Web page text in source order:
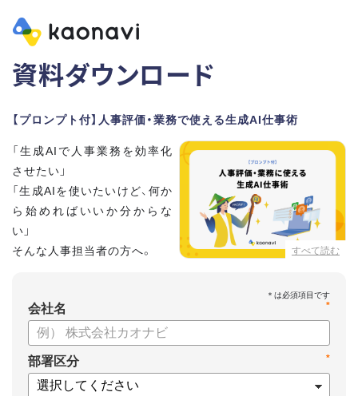
資料ダウンロード
【プロンプト付】人事評価・業務で使える生成AI仕事術
すべて読む
「生成AIで人事業務を効率化
させたい」
「生成AIを使いたいけど、何か
ら始めればいいか分からな
い」
そんな人事担当者の方へ。
本資料では、人事担当者300名の実態調査をもとに現場ですぐ
に役立つ生成AI活用術を紹介しています。
生成AI利用時のポイントや注意事項もまとめているため、これ
から始める方も安心です。評価シートフォーマットの作成や素
案の生成など、コピペで使えるプロンプトも収録！
生成AIを「壁打ち相手」や「作業アシスタント」にして、明日か
*
会社名
*
部署区分